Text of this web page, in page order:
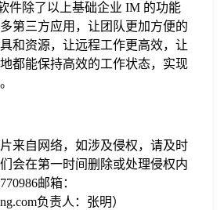
件除了以上基础企业 IM 的功能
第三方应用，让团队更加方便的
和资源，让远程工作更高效，让
都能保持高效的工作状态，实现
片来自网络，如涉及侵权，请及时
会在第一时间删除或处理侵权内
邮箱：
负责人：张明）